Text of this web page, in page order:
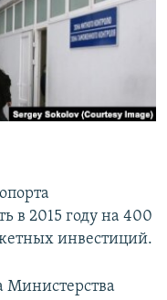
в 2015 году на 400
инвестиций.
Министерства